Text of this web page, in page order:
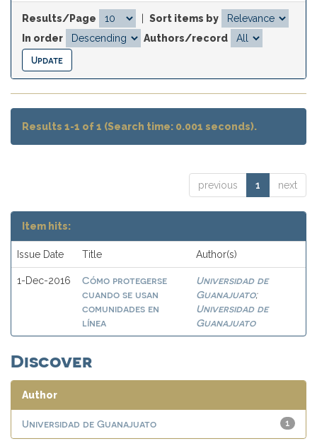
Results/Page
Sort items by
In order
Authors/record
Results 1-1 of 1 (Search time: 0.001 seconds).
previous 1 next
Item hits:
Issue Date Title Author(s)
1-Dec-2016
Cómo protegerse
cuando se usan
comunidades en
línea
Universidad de
Guanajuato;
Universidad de
Guanajuato
Discover
Author
1
Universidad de Guanajuato